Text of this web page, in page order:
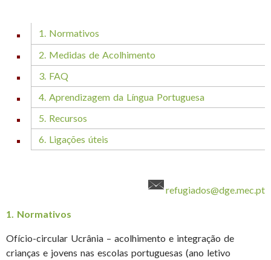
1. Normativos
2. Medidas de Acolhimento
3. FAQ
4. Aprendizagem da Língua Portuguesa
5. Recursos
6. Ligações úteis
refugiados@dge.mec.pt
1. Normativos
Ofício-circular Ucrânia – acolhimento e integração de
crianças e jovens nas escolas portuguesas (ano letivo